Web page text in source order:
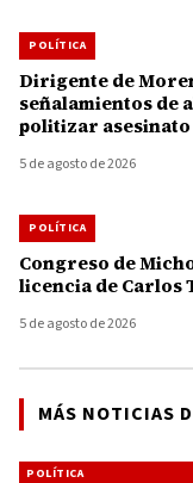
POLÍTICA
Dirigente de
señalamientos de
politizar asesinato
5 de agosto de 2026
POLÍTICA
Congreso de
licencia de Carlos
5 de agosto de 2026
MÁS NOTICIAS
POLÍTICA